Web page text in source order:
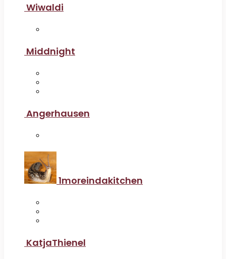
Wiwaldi
Middnight
Angerhausen
1moreindakitchen
KatjaThienel